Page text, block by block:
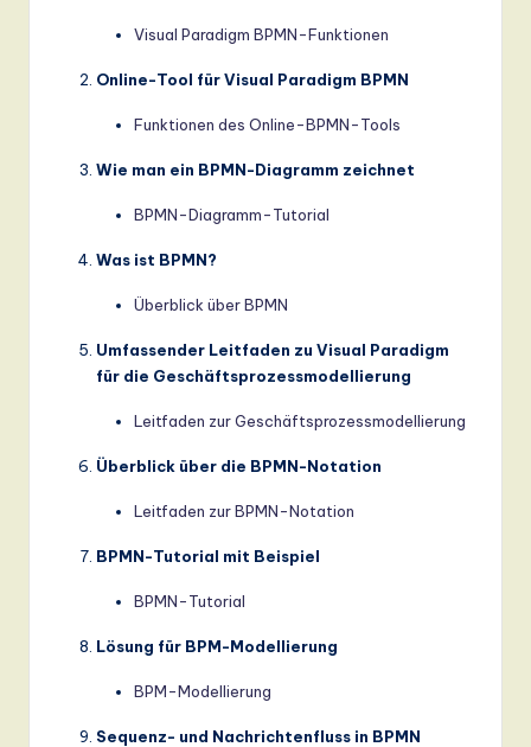
Visual Paradigm BPMN-Funktionen
Online-Tool für Visual Paradigm BPMN
Funktionen des Online-BPMN-Tools
Wie man ein BPMN-Diagramm zeichnet
BPMN-Diagramm-Tutorial
Was ist BPMN?
Überblick über BPMN
Umfassender Leitfaden zu Visual Paradigm
für die Geschäftsprozessmodellierung
Leitfaden zur Geschäftsprozessmodellierung
Überblick über die BPMN-Notation
Leitfaden zur BPMN-Notation
BPMN-Tutorial mit Beispiel
BPMN-Tutorial
Lösung für BPM-Modellierung
BPM-Modellierung
Sequenz- und Nachrichtenfluss in BPMN